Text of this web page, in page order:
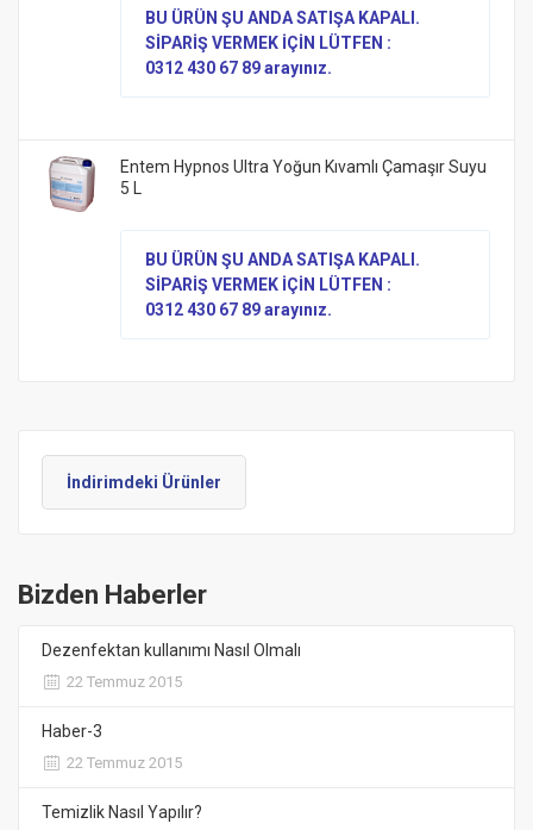
BU ÜRÜN ŞU ANDA SATIŞA KAPALI.
SİPARİŞ VERMEK İÇİN LÜTFEN :
0312 430 67 89 arayınız.
Entem Hypnos Ultra Yoğun Kıvamlı Çamaşır Suyu
5 L
BU ÜRÜN ŞU ANDA SATIŞA KAPALI.
SİPARİŞ VERMEK İÇİN LÜTFEN :
0312 430 67 89 arayınız.
İndirimdeki Ürünler
Bizden Haberler
Dezenfektan kullanımı Nasıl Olmalı
22 Temmuz 2015
Haber-3
22 Temmuz 2015
Temizlik Nasıl Yapılır?